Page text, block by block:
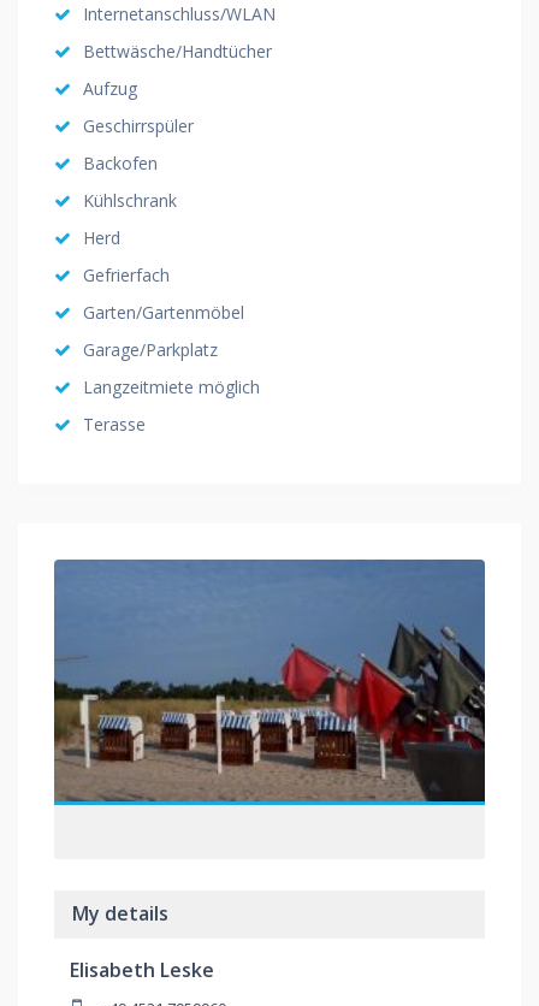
Internetanschluss/WLAN
Bettwäsche/Handtücher
Aufzug
Geschirrspüler
Backofen
Kühlschrank
Herd
Gefrierfach
Garten/Gartenmöbel
Garage/Parkplatz
Langzeitmiete möglich
Terasse
My details
Elisabeth Leske